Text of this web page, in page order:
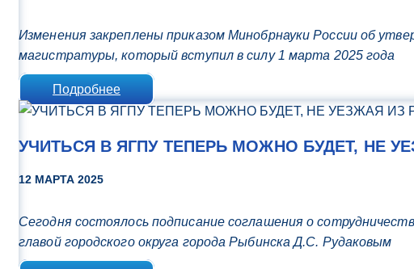
Изменения закреплены приказом Минобрнауки России об
магистратуры, который вступил в силу 1 марта 2025 года
Подробнее
УЧИТЬСЯ В ЯГПУ ТЕПЕРЬ МОЖНО БУДЕТ, НЕ
12 МАРТА 2025
Сегодня состоялось подписание соглашения о
главой городского округа города Рыбинска Д.С. Рудаковым